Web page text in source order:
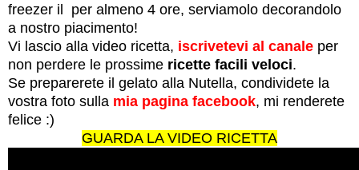
freezer il per almeno 4 ore, serviamolo decorandolo
a nostro piacimento!
Vi lascio alla video ricetta, iscrivetevi al canale per
non perdere le prossime ricette facili veloci.
Se preparerete il gelato alla Nutella, condividete la
vostra foto sulla mia pagina facebook, mi renderete
felice :)
GUARDA LA VIDEO RICETTA